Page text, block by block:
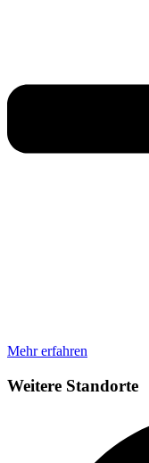
Mehr erfahren
Weitere Standorte